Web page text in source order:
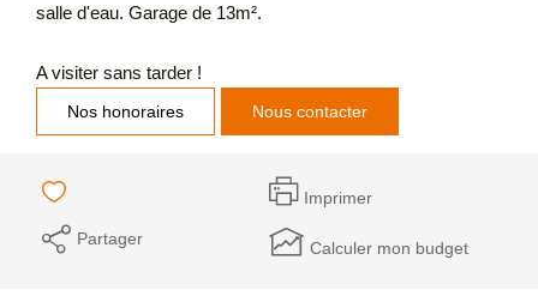
salle d'eau. Garage de 13m².
A visiter sans tarder !
Nos honoraires Nous contacter
Imprimer
Partager Calculer mon budget